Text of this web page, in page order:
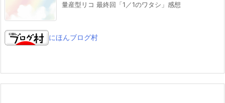
量産型リコ 最終回「1／1のワタシ」感想
にほんブログ村